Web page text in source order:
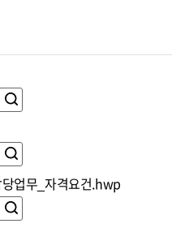
업무_자격요건.hwp